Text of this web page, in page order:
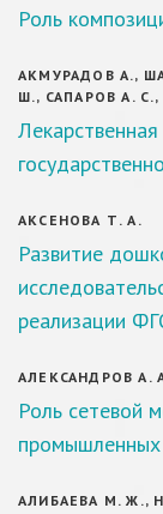
Роль
АКМУРАДОВ А.,
Ш., САПАРОВ А.
АКСЕНОВА Т. А.
Развитие
реализации
АЛЕКСАНДРОВ А.
Роль сетевой
промышленных
АЛИБАЕВА М. Ж.,